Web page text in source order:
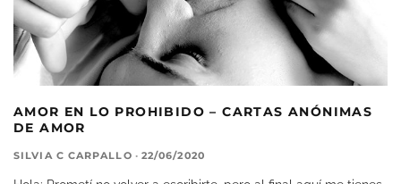
AMOR EN LO PROHIBIDO – CARTAS ANÓNIMAS
DE AMOR
SILVIA C CARPALLO · 22/06/2020